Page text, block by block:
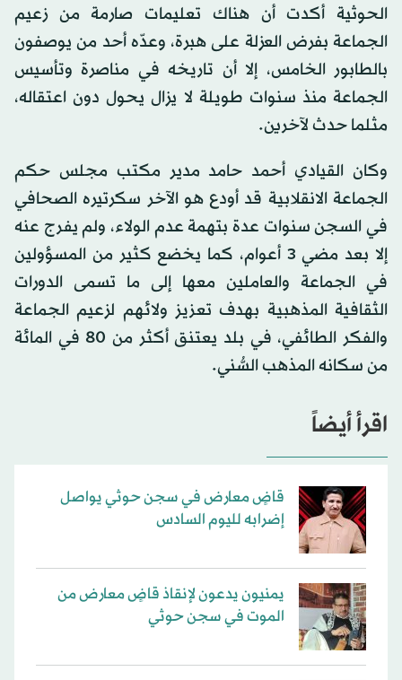
الحوثية أكدت أن هناك تعليمات صارمة من زعيم
الجماعة بفرض العزلة على هبرة، وعدّه أحد من يوصفون
بالطابور الخامس، إلا أن تاريخه في مناصرة وتأسيس
الجماعة منذ سنوات طويلة لا يزال يحول دون اعتقاله،
مثلما حدث لآخرين.
وكان القيادي أحمد حامد مدير مكتب مجلس حكم
الجماعة الانقلابية قد أودع هو الآخر سكرتيره الصحافي
في السجن سنوات عدة بتهمة عدم الولاء، ولم يفرج عنه
إلا بعد مضي 3 أعوام، كما يخضع كثير من المسؤولين
في الجماعة والعاملين معها إلى ما تسمى الدورات
الثقافية المذهبية بهدف تعزيز ولائهم لزعيم الجماعة
والفكر الطائفي، في بلد يعتنق أكثر من 80 في المائة
من سكانه المذهب السُّني.
اقرأ أيضاً
قاضٍ معارض في سجن حوثي يواصل
إضرابه لليوم السادس
يمنيون يدعون لإنقاذ قاضٍ معارض من
الموت في سجن حوثي